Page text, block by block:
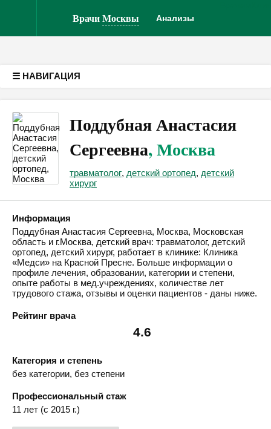
ВрачиМосквы Анализы
☰ НАВИГАЦИЯ
Поддубная Анастасия
Сергеевна, Москва
травматолог, детский ортопед, детский
хирург
Информация
Поддубная Анастасия Сергеевна, Москва, Московская
область и г.Москва, детский врач: травматолог, детский
ортопед, детский хирург, работает в клинике: Клиника
«Медси» на Красной Пресне. Больше информации о
профиле лечения, образовании, категории и степени,
опыте работы в мед.учреждениях, количестве лет
трудового стажа, отзывы и оценки пациентов - даны ниже.
Рейтинг врача
4.6
Категория и степень
без категории, без степени
Профессиональный стаж
11 лет (с 2015 г.)